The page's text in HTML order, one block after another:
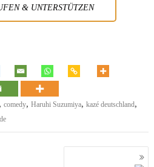
& UNTERSTÜTZEN
,comedy,Haruhi Suzumiya,kazé deutschland,